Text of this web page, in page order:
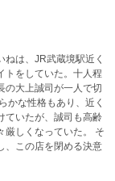
は、JR武蔵境駅近く
トをしていた。十人程
の大上誠司が一人で切
かな性格もあり、近く
ていたが、誠司も高齢
厳しくなっていた。 そ
、この店を閉める決意